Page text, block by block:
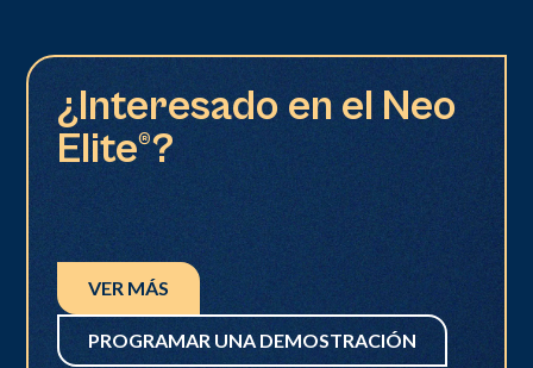
¿Interesado en el Neo
Elite®?
VER MÁS
PROGRAMAR UNA DEMOSTRACIÓN